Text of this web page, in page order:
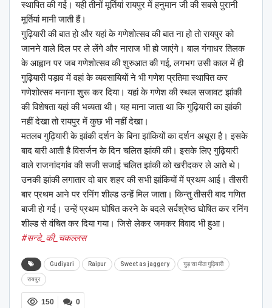
स्थापित की गई। यही तीनों मूर्तियां रायपुर में हनुमान जी की सबसे पुरानी
मूर्तियां मानी जाती हैं।
गुढ़ियारी की बात हो और यहां के गणेशोत्सव की बात ना हो तो रायपुर को
जानने वाले दिल पर ले लेंगे और नाराज भी हो जाएंगे। बाल गंगाधर तिलक
के आह्वान पर जब गणेशोत्सव की शुरुआत की गई, लगभग उसी काल में ही
गुढ़ियारी पड़ाव में वहां के व्यवसायियों ने भी गणेश प्रतिमा स्थापित कर
गणेशोत्सव मनाना शुरू कर दिया। यहां के गणेश की स्थल सजावट झांकी
की विशेषता यहां की भव्यता थी। यह माना जाता था कि गुढ़ियारी का झांकी
नहीं देखा तो रायपुर में कुछ भी नहीं देखा।
मतलब गुढ़ियारी के झांकी दर्शन के बिना झांकियों का दर्शन अधूरा है। इसके
बाद बारी आती है विसर्जन के दिन चलित झांकी की। इसके लिए गुढ़ियारी
वाले राजनांदगांव की सजी सजाई चलित झांकी को खरीदकर ले आते थे।
उनकी झांकी लगातार दो बार शहर की सभी झांकियों में प्रथम आई। तीसरी
बार प्रथम आने पर रनिंग शील्ड उन्हें मिल जाता। किन्तु तीसरी बाद गणित
बाजी हो गई। उन्हें प्रथम घोषित करने के बदले सर्वश्रेष्ठ घोषित कर रनिंग
शील्ड से वंचित कर दिया गया। जिसे लेकर जमकर विवाद भी हुआ।
#सन्डे_की_चकल्लस
Gudiyari Raipur Sweet as jaggery गुड़ सा मीठा गुढ़ियारी
रायपुर
0
150